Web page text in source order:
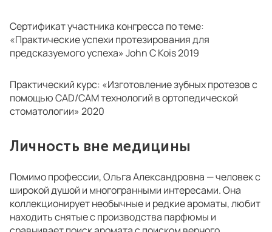
Сертификат участника конгресса по теме:
«Практические успехи протезирования для
предсказуемого успеха» John C Kois 2019
Практический курс: «Изготовление зубных протезов с
помощью CAD/CAM технологий в ортопедической
стоматологии» 2020
Личность вне медицины
Помимо профессии, Ольга Александровна — человек с
широкой душой и многогранными интересами. Она
коллекционирует необычные и редкие ароматы, любит
находить снятые с производства парфюмы и